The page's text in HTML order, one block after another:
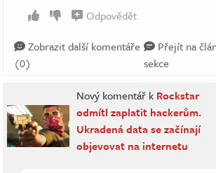
Odpovědět
Zobrazit další komentáře
(0)
Přejít na
sekce
Nový komentář k Rockstar
odmítl zaplatit hackerům.
Ukradená data se začínají
objevovat na internetu